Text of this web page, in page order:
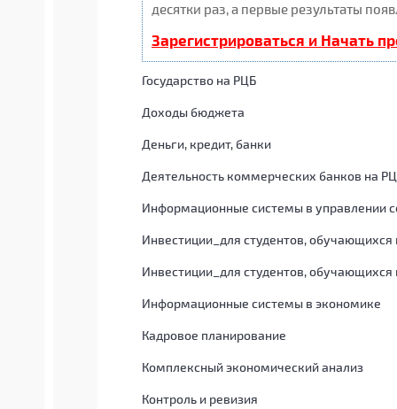
десятки раз, а первые результаты
Зарегистрироваться и Начать
Государство на РЦБ
Доходы бюджета
Деньги, кредит, банки
Деятельность коммерческих банков на
Информационные системы в управлении
Инвестиции_для студентов,
Инвестиции_для студентов,
Информационные системы в экономике
Кадровое планирование
Комплексный экономический анализ
Контроль и ревизия